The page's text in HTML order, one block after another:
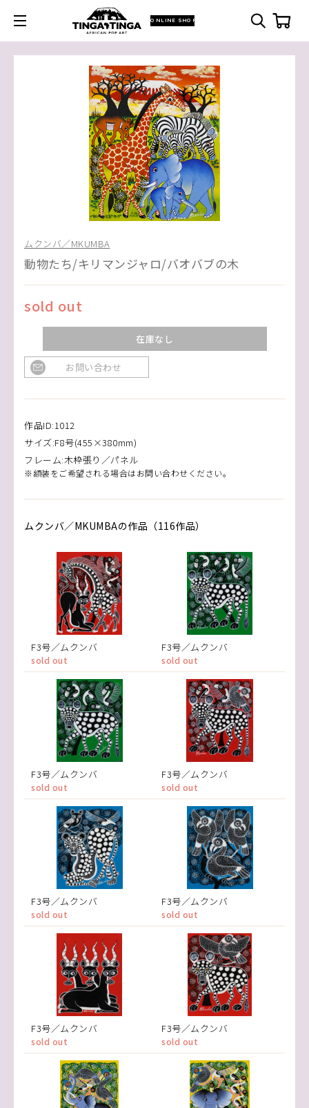
ONLINE SHOP
ムクンバ／MKUMBA
動物たち/キリマンジャロ/バオバブの木
sold out
在庫なし
お問い合わせ
作品ID:1012
サイズ:F8号(455×380mm)
フレーム:木枠張り／パネル
※額装をご希望される場合はお問い合わせください。
ムクンバ／MKUMBAの作品（116作品）
F3号／ムクンバ
sold out
F3号／ムクンバ
sold out
F3号／ムクンバ
sold out
F3号／ムクンバ
sold out
F3号／ムクンバ
sold out
F3号／ムクンバ
sold out
F3号／ムクンバ
sold out
F3号／ムクンバ
sold out